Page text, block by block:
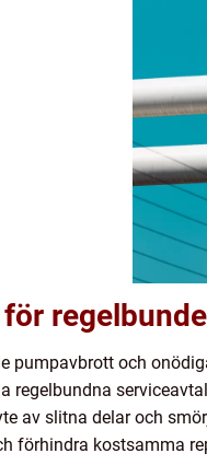
pumpavbrott och
regelbundna
av slitna delar och
förhindra kostsamma